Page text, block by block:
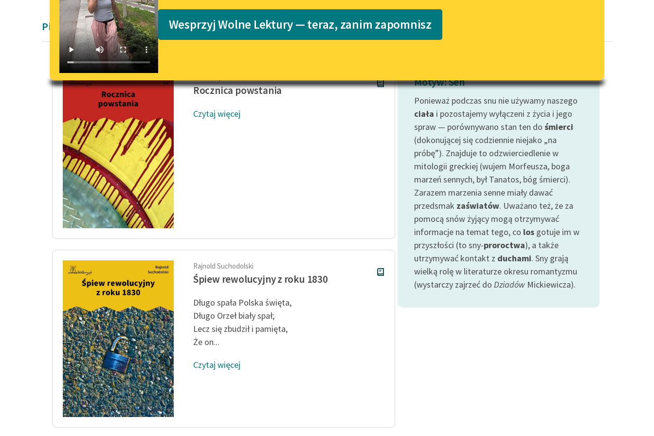
Lektury szkolne i klasyka
literatury do słuchania dla
E-kolekcja lektur szkolnych i
literatury do słuchania dla
Katalog
Katalog w formacie PDF
wrażliwych
Deklaracja dostępności
Wesprzyj Wolne Lektury — teraz, zanim zapomnisz
Pieśń Romantyzm
Rocznica powstania
Czytaj więcej
Rajnold Suchodolski
Śpiew rewolucyjny z roku 1830
Długo spała Polska święta,
Długo Orzeł biały spał;
Lecz się zbudził i pamięta,
Że on...
Czytaj więcej
Motyw: Sen
Ponieważ podczas snu nie używamy naszego
ciała i pozostajemy wyłączeni z życia i jego
spraw — porównywano stan ten do śmierci
(dokonującej się codziennie niejako „na
próbę”). Znajduje to odzwierciedlenie w
mitologii greckiej (wujem Morfeusza, boga
marzeń sennych, był Tanatos, bóg śmierci).
Zarazem marzenia senne miały dawać
przedsmak zaświatów. Uważano też, że za
pomocą snów żyjący mogą otrzymywać
informacje na temat tego, co los gotuje im w
przyszłości (to sny-proroctwa), a także
utrzymywać kontakt z duchami. Sny grają
wielką rolę w literaturze okresu romantyzmu
(wystarczy zajrzeć do Dziadów Mickiewicza).